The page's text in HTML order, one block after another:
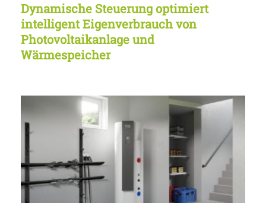
Dynamische Steuerung optimiert
intelligent Eigenverbrauch von
Photovoltaikanlage und
Wärmespeicher